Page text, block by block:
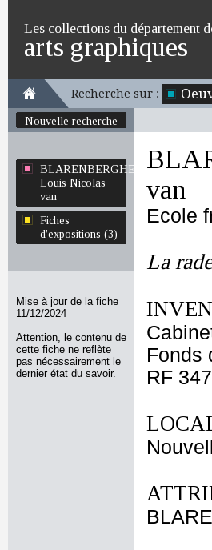
Les collections du département
arts graphiques
Recherche sur :
Nouvelle recherche
BLARENBERGHE
Louis Nicolas
van
Fiches
d'expositions (3)
Mise à jour de la fiche
11/12/2024
Attention, le contenu de
cette fiche ne reflète
pas nécessairement le
dernier état du savoir.
van
Ecole
La
Fonds
RF